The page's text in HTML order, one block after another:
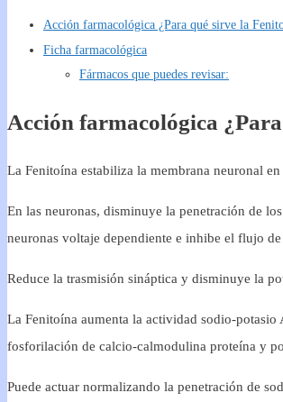
Acción farmacológica ¿Para qué sirve la
Ficha farmacológica
Fármacos que puedes revisar:
Acción farmacológica
La Fenitoína estabiliza la membrana neuronal
En las neuronas, disminuye la penetración de
neuronas voltaje dependiente e inhibe el flujo
Reduce la trasmisión sináptica y disminuye la
La Fenitoína aumenta la actividad sodio-
fosforilación de calcio-calmodulina proteína y
Puede actuar normalizando la penetración de